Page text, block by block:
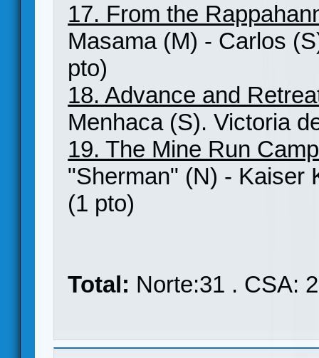
17. From the
Masama (M) - Carlos
pto)
18. Advance and
Menhaca (S). Victoria
19. The Mine Run
"Sherman" (N) - Kaiser
(1 pto)
Total: Norte:31 . CSA: